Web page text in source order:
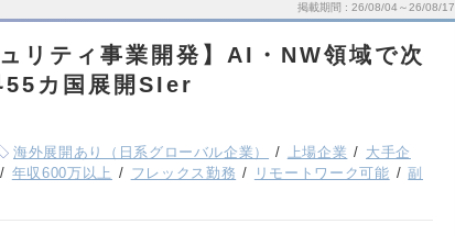
掲載期間 26/08/04～26/08/17
リティ事業開発】AI・NW領域で次
55カ国展開SIer
海外展開あり（日系グローバル企業） 上場企業
大手企
年収600万以上 フレックス勤務 リモートワーク可能
副